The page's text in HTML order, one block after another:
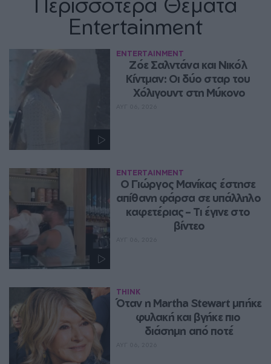
Entertainment
ENTERTAINMENT
Ζόε Σαλντάνα και Νικόλ
Κίντμαν: Οι δύο σταρ του
Χόλιγουντ στη Μύκονο
ENTERTAINMENT
Ο Γιώργος Μανίκας έστησε
απίθανη φάρσα σε υπάλληλο
καφετέριας – Τι έγινε στο
βίντεο
THINK
Όταν η Martha Stewart μπήκε
φυλακή και βγήκε πιο
διάσημη από ποτέ